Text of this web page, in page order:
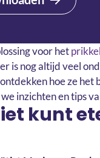
voor het
is nog altijd veel
hoe ze het
inzichten en tips
kunt